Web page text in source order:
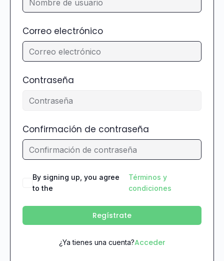
Correo electrónico
Contraseña
Confirmación de contraseña
By signing up, you agree
to the
Términos y
condiciones
Regístrate
¿Ya tienes una cuenta?Acceder